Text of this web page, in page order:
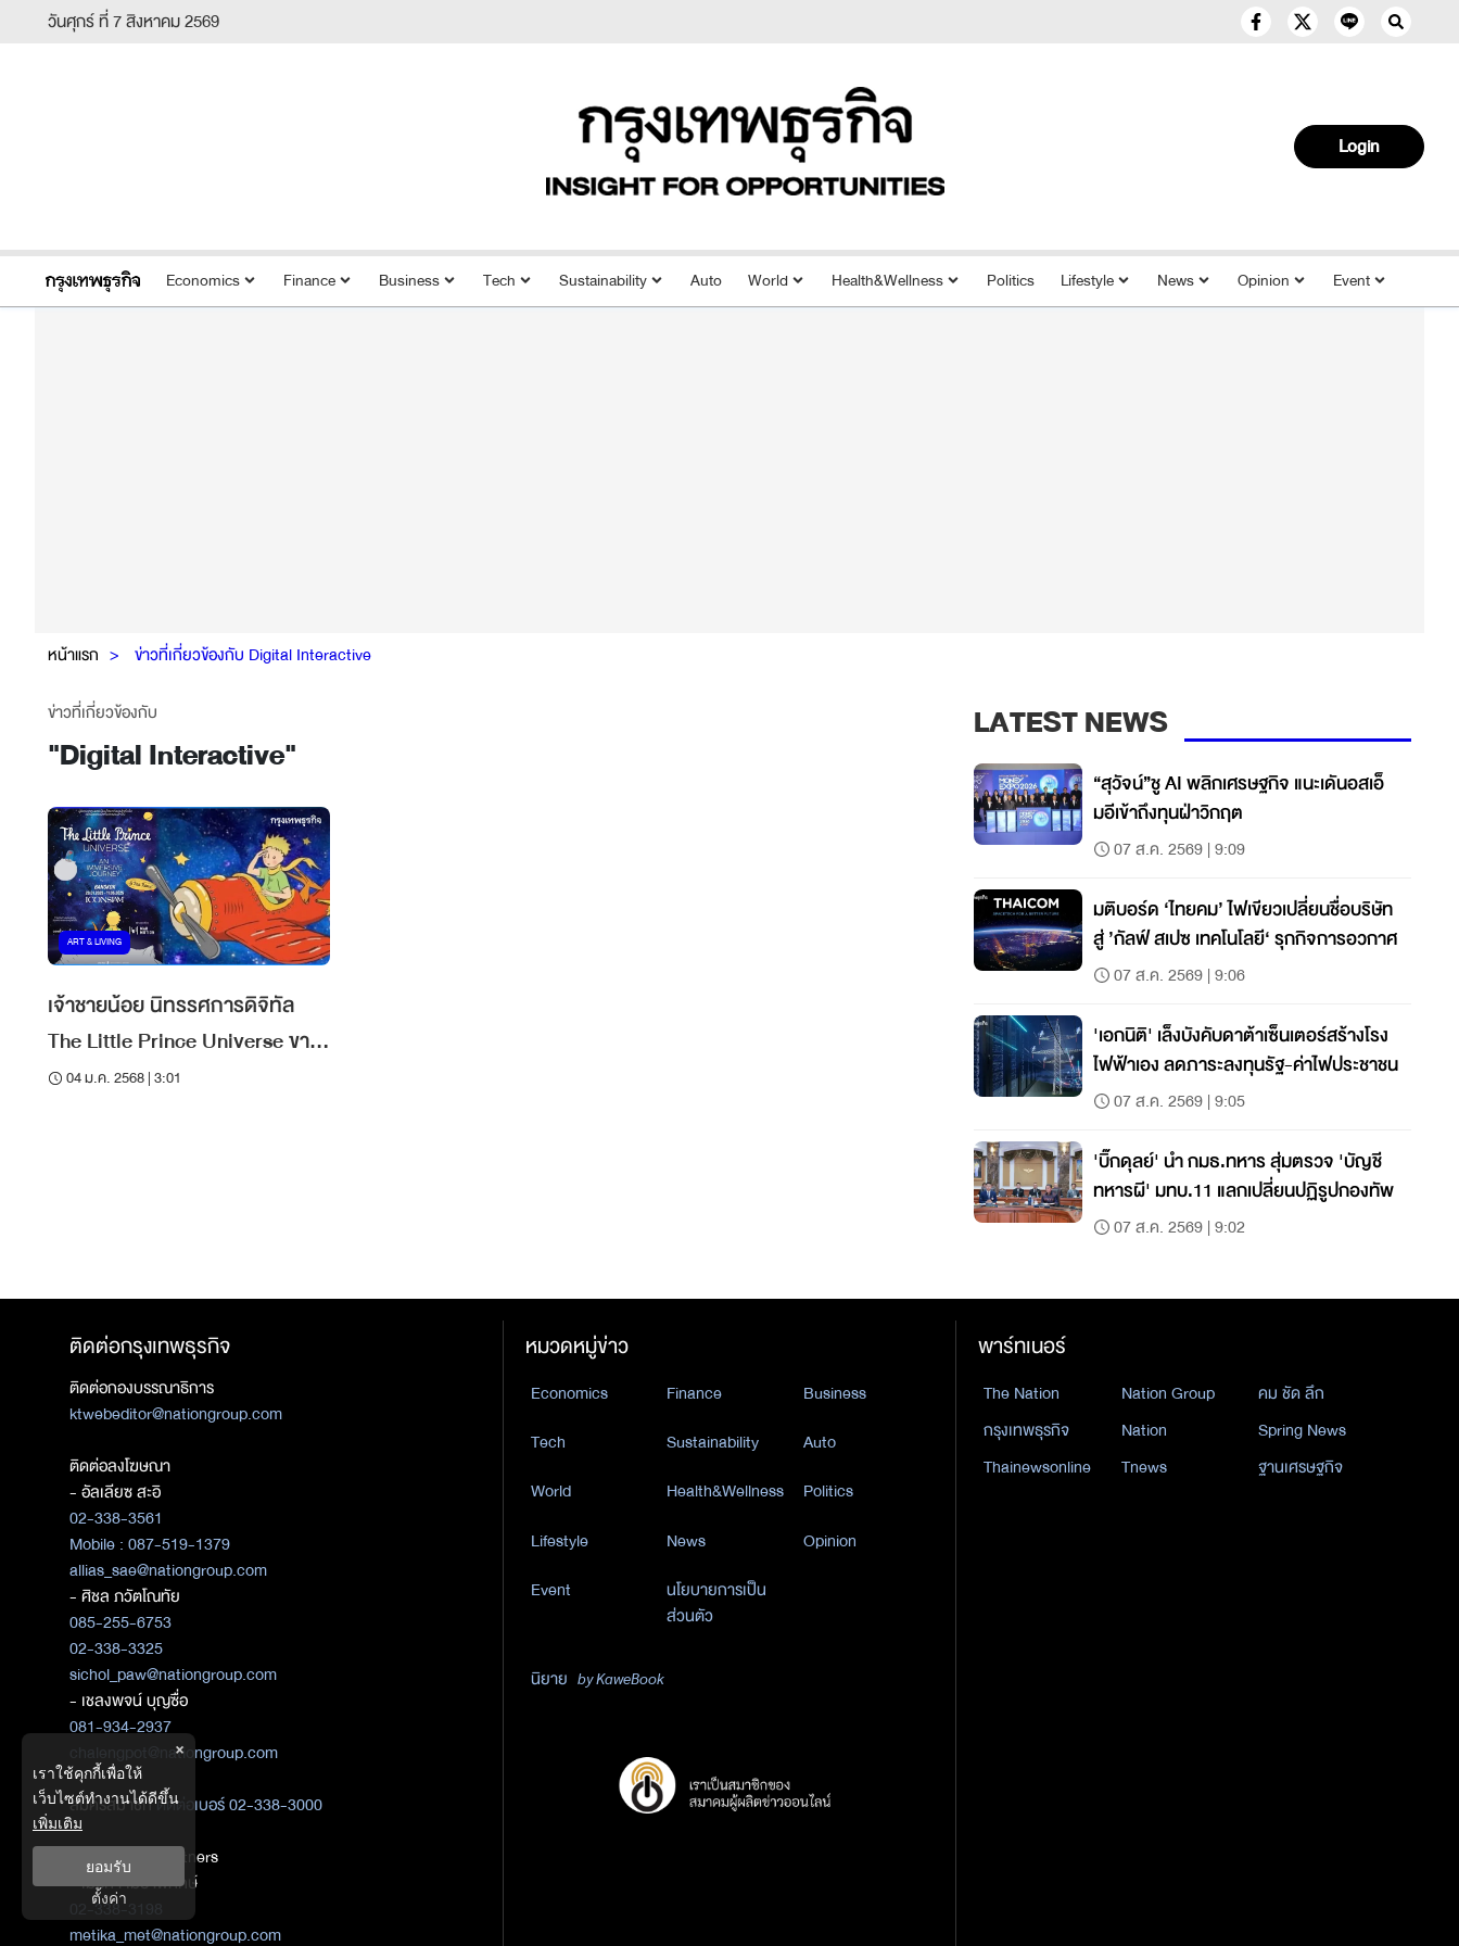
วันศุกร์ ที่ 7 สิงหาคม 2569
Login
Economics Finance Business Tech Sustainability Auto World Health&Wellness Politics Lifestyle News Opinion Event
หน้าแรก ข่าวที่เกี่ยวข้องกับ Digital Interactive
ข่าวที่เกี่ยวข้องกับ
"Digital Interactive"
ART & LIVING
เจ้าชายน้อย นิทรรศการดิจิทัล
The Little Prince Universe ขาย
บัตรวันแรก 20 ม.ค.
04 ม.ค. 2568 | 3:01
LATEST NEWS
“สุวัจน์”ชู AI พลิกเศรษฐกิจ แนะเดันอสเอ็
มอีเข้าถึงทุนฝ่าวิกฤต
07 ส.ค. 2569 | 9:09
มติบอร์ด ‘ไทยคม’ ไฟเขียวเปลี่ยนชื่อบริษัท
สู่ ’กัลฟ์ สเปซ เทคโนโลยี‘ รุกกิจการอวกาศ
07 ส.ค. 2569 | 9:06
'เอกนิติ' เล็งบังคับดาต้าเซ็นเตอร์สร้างโรง
ไฟฟ้าเอง ลดภาระลงทุนรัฐ-ค่าไฟประชาชน
07 ส.ค. 2569 | 9:05
'บิ๊กดุลย์' นำ กมธ.ทหาร สุ่มตรวจ 'บัญชี
ทหารผี' มทบ.11 แลกเปลี่ยนปฏิรูปกองทัพ
07 ส.ค. 2569 | 9:02
ติดต่อกรุงเทพธุรกิจ
ติดต่อกองบรรณาธิการ
ktwebeditor@nationgroup.com
ติดต่อลงโฆษณา
- อัลเลียซ สะอิ
02-338-3561
Mobile : 087-519-1379
allias_sae@nationgroup.com
- ศิชล ภวัตโณทัย
085-255-6753
02-338-3325
sichol_paw@nationgroup.com
- เชลงพจน์ บุญซื่อ
081-934-2937
chalengpot@nationgroup.com
สมัครสมาชิกติดต่อเบอร์ 02-338-3000
ติดต่อ Media Partners
- เมธิกา เมธาพิทักษ์
02-338-3198
metika_met@nationgroup.com
หมวดหมู่ข่าว
Economics Finance
Business
Tech
Sustainability
Auto
World
Health&Wellness
Politics
Lifestyle
News
Opinion
Event
นโยบายการเป็น
ส่วนตัว
นิยาย by KaweBook
พาร์ทเนอร์
The Nation Nation Group
คม ชัด ลึก
กรุงเทพธุรกิจ
Nation
Spring News
Thainewsonline
Tnews ฐานเศรษฐกิจ
×
เราใช้คุกกี้เพื่อให้
เว็บไซต์ทำงานได้ดีขึ้น
เพิ่มเติม
ยอมรับ
ตั้งค่า